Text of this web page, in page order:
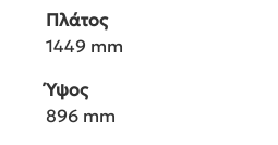
Πλάτος
1449 mm
Ύψος
896 mm